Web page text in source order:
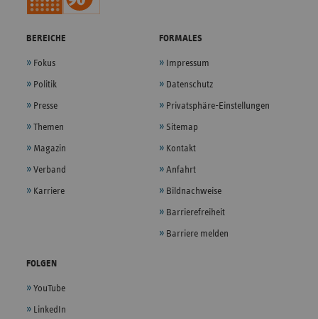
BEREICHE
Fokus
Politik
Presse
Themen
Magazin
Verband
Karriere
FORMALES
Impressum
Datenschutz
Privatsphäre-Einstellungen
Sitemap
Kontakt
Anfahrt
Bildnachweise
Barrierefreiheit
Barriere melden
FOLGEN
YouTube
LinkedIn